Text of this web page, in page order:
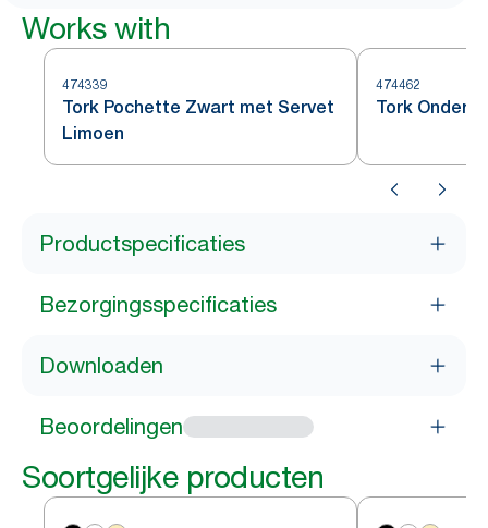
Works with
474339
Tork Pochette Zwart met Servet
Limoen
474462
Tork
Productspecificaties
Bezorgingsspecificaties
Downloaden
Beoordelingen
Soortgelijke producten